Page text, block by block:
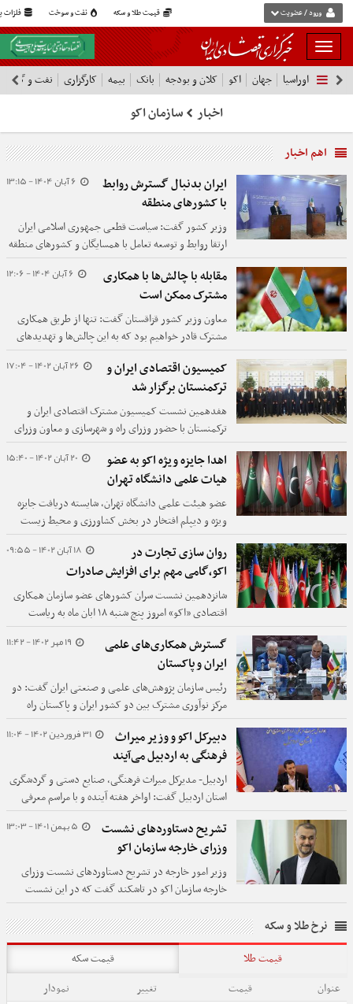
قیمت طلا و سکه نفت و سوخت فلزات ورود / عضویت
بار
و
بسته
نمودن
اوراسیا جهان اکو کلان و بودجه بانک بیمه کارگزاری نفت و گاز
اخبار سازمان اکو
اهم اخبار
6 آبان 1404 - 13:15
ایران بدنبال گسترش روابط
با کشورهای منطقه
وزیر کشور گفت: سیاست قطعی جمهوری اسلامی ایران
ارتقا روابط و توسعه تعامل با همسایگان و کشورهای منطقه
است.
6 آبان 1404 - 12:06
مقابله با چالش‌ها با همکاری
مشترک ممکن است
معاون وزیر کشور قزاقستان گفت: تنها از طریق همکاری
مشترک قادر خواهیم بود که به این چالش‌ها و تهدیدهای
روز واکنش و پاسخ دهیم.
26 آبان 1402 - 17:04
کمیسیون اقتصادی ایران و
ترکمنستان برگزار شد
هفدهمین نشست کمیسیون مشترک اقتصادی ایران و
ترکمنستان با حضور وزرای راه و شهرسازی و معاون وزرای
کابینه و امور خارجه ترکمنستان برگزار شد.
20 آبان 1402 - 15:40
اهدا جایزه ویژه اکو به عضو
هیات علمی دانشگاه تهران
عضو هیئت علمی دانشگاه تهران، شایسته دریافت جایزه
ویژه و دیپلم افتخار در بخش کشاورزی و محیط زیست
شناخته شد.
18 آبان 1402 - 09:55
روان سازی تجارت در
اکو،گامی مهم برای افزایش صادرات
شانزدهمین نشست سران کشورهای عضو سازمان همکاری
اقتصادی «اکو» امروز پنچ شنبه ۱۸ ابان ماه به ریاست
«شوکت میرضیایف» رئیس‌جمهور ازبکستان در شهر
«تاشکند» برگزار می‌شود.
19 مهر 1402 - 11:42
گسترش همکاری‌های علمی
ایران و‌ پاکستان
رئیس سازمان پژوهش‌های علمی و صنعتی ایران گفت: دو
مرکز نوآوری مشترک بین دو کشور ایران و پاکستان راه
اندازی می شود و ۱۰ شرکت دانش بنیان ایرانی در مرکز
پاکستان و بلعکس در ایران مستقر می شوند.
31 فروردین 1402 - 11:04
دبیرکل اکو و وزیر میراث
فرهنگی به اردبیل می‌آیند
اردبیل- مدیرکل میراث فرهنگی، صنایع دستی و گردشگری
استان اردبیل گفت: اواخر هفته آینده و با مراسم معرفی
اردبیل به عنوان پایتخت گردشگری، دبیرکل اکو و وزیر
میراث فرهنگی به اردبیل سفر می‌کنند. 5 بهمن 1401 - 13:03
تشریح دستاوردهای نشست
وزرای خارجه سازمان اکو
وزیر امور خارجه در تشریح دستاوردهای نشست وزرای
خارجه سازمان اکو در تاشکند گفت که در این نشست
اساسنامه مرکز هماهنگی ریسک بلایای طبیعی به تایید
وزرای امور خارجه رسید.
نرخ طلا و سکه
قیمت طلا
قیمت سکه
عنوان
قیمت تغییر
نمودار